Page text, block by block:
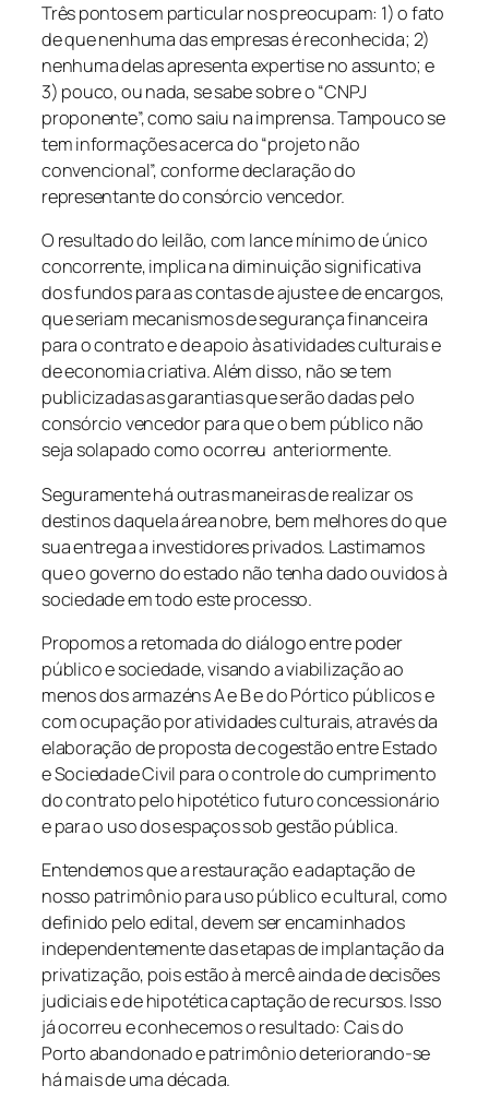
Três pontos em particular nos preocupam: 1) o fato
de que nenhuma das empresas é reconhecida; 2)
nenhuma delas apresenta expertise no assunto; e
3) pouco, ou nada, se sabe sobre o “CNPJ
proponente”, como saiu na imprensa. Tampouco se
tem informações acerca do “projeto não
convencional”, conforme declaração do
representante do consórcio vencedor.
O resultado do leilão, com lance mínimo de único
concorrente, implica na diminuição significativa
dos fundos para as contas de ajuste e de encargos,
que seriam mecanismos de segurança financeira
para o contrato e de apoio às atividades culturais e
de economia criativa. Além disso, não se tem
publicizadas as garantias que serão dadas pelo
consórcio vencedor para que o bem público não
seja solapado como ocorreu anteriormente.
Seguramente há outras maneiras de realizar os
destinos daquela área nobre, bem melhores do que
sua entrega a investidores privados. Lastimamos
que o governo do estado não tenha dado ouvidos à
sociedade em todo este processo.
Propomos a retomada do diálogo entre poder
público e sociedade, visando a viabilização ao
menos dos armazéns A e B e do Pórtico públicos e
com ocupação por atividades culturais, através da
elaboração de proposta de cogestão entre Estado
e Sociedade Civil para o controle do cumprimento
do contrato pelo hipotético futuro concessionário
e para o uso dos espaços sob gestão pública.
Entendemos que a restauração e adaptação de
nosso patrimônio para uso público e cultural, como
definido pelo edital, devem ser encaminhados
independentemente das etapas de implantação da
privatização, pois estão à mercê ainda de decisões
judiciais e de hipotética captação de recursos. Isso
já ocorreu e conhecemos o resultado: Cais do
Porto abandonado e patrimônio deteriorando-se
há mais de uma década.